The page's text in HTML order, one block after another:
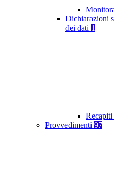
Dichiarazioni
dei dati 1
Provvedimenti 97